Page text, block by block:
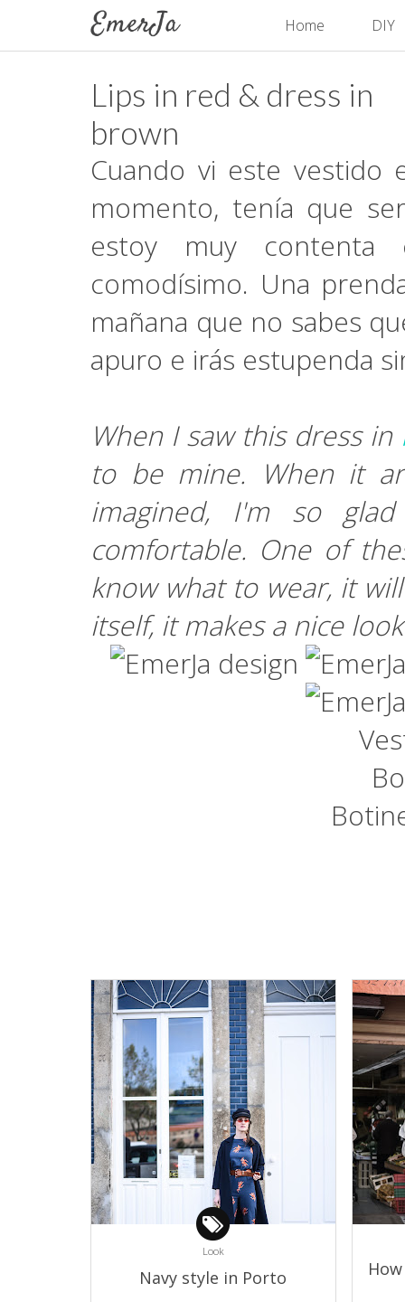
Home DIY
Lips in red & dress in
brown
Cuando vi este
momento, tenía que
estoy muy contenta
comodísimo. Una
mañana que no sabes
apuro e irás estupenda
When I saw this dress in
to be mine. When it
imagined, I'm so
comfortable. One of
know what to wear, it
itself, it makes a nice
Look
Navy style in Porto